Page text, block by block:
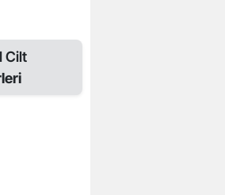
Cilt